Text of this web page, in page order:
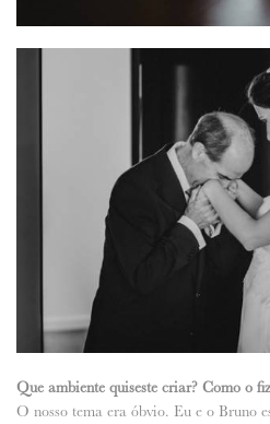
Que ambiente quiseste criar? Como o
O nosso tema era óbvio. Eu e o Bruno